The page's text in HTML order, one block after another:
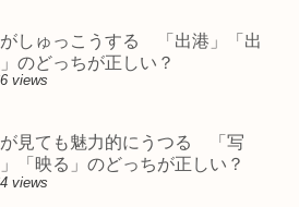
しゅっこうする 「出港」「出
のどっちが正しい？
views
見ても魅力的にうつる 「写
「映る」のどっちが正しい？
views